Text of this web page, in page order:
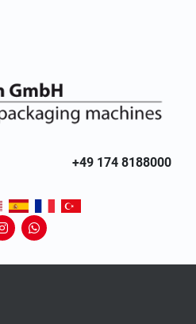
+49 174 8188000
instagramwhatsapp